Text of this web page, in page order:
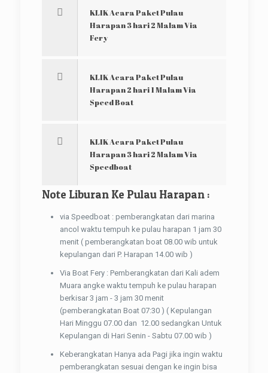
KLIK Acara Paket Pulau
Harapan 3 hari 2 Malam Via
Fery
KLIK Acara Paket Pulau
Harapan 2 hari 1 Malam Via
Speed Boat
KLIK Acara Paket Pulau
Harapan 3 hari 2 Malam Via
Speedboat
Note Liburan Ke Pulau Harapan:
via Speedboat : pemberangkatan dari marina
ancol waktu tempuh ke pulau harapan 1 jam 30
menit ( pemberangkatan boat 08.00 wib untuk
kepulangan dari P. Harapan 14.00 wib )
Via Boat Fery : Pemberangkatan dari Kali adem
Muara angke waktu tempuh ke pulau harapan
berkisar 3 jam - 3 jam 30 menit
(pemberangkatan Boat 07:30 ) ( Kepulangan
Hari Minggu 07.00 dan 12.00 sedangkan Untuk
Kepulangan di Hari Senin - Sabtu 07.00 wib )
Keberangkatan Hanya ada Pagi jika ingin waktu
pemberangkatan sesuai dengan ke ingin bisa